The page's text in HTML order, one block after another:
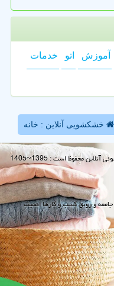
آموزش اتو خدمات
خشکشویی آنلاین : خانه
و رونق کسب و کارها اهمیت